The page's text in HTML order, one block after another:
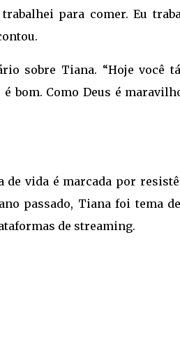
para comer. Eu
sobre Tiana. “Hoje você
bom. Como Deus é
de vida é marcada por
passado, Tiana foi tema
de streaming.